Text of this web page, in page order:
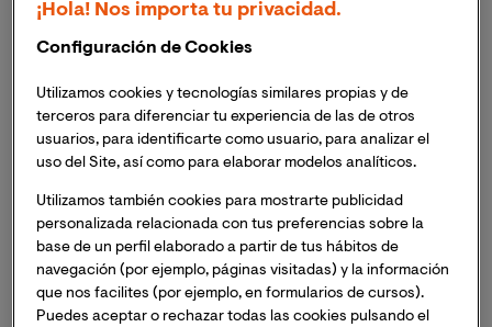
21 de Noviembre de 2025
impacto y prevención
¡Hola! Nos importa tu privacidad.
Configuración de Cookies
Utilizamos cookies y tecnologías similares propias y de
terceros para diferenciar tu experiencia de las de otros
usuarios, para identificarte como usuario, para analizar el
uso del Site, así como para elaborar modelos analíticos.
Utilizamos también cookies para mostrarte publicidad
personalizada relacionada con tus preferencias sobre la
base de un perfil elaborado a partir de tus hábitos de
navegación (por ejemplo, páginas visitadas) y la información
que nos facilites (por ejemplo, en formularios de cursos).
Puedes aceptar o rechazar todas las cookies pulsando el